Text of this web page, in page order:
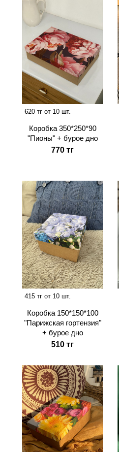
620 тг от 10 шт.
Коробка 350*250*90
"Пионы" + бурое дно
770 тг
415 тг от 10 шт.
Коробка 150*150*100
"Парижская гортензия"
+ бурое дно
510 тг